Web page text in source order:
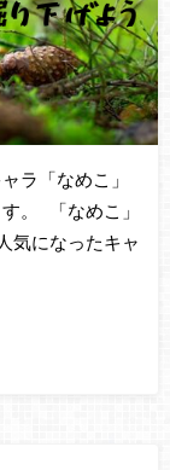
ラ「なめこ」
。 「なめこ」
気になったキャ